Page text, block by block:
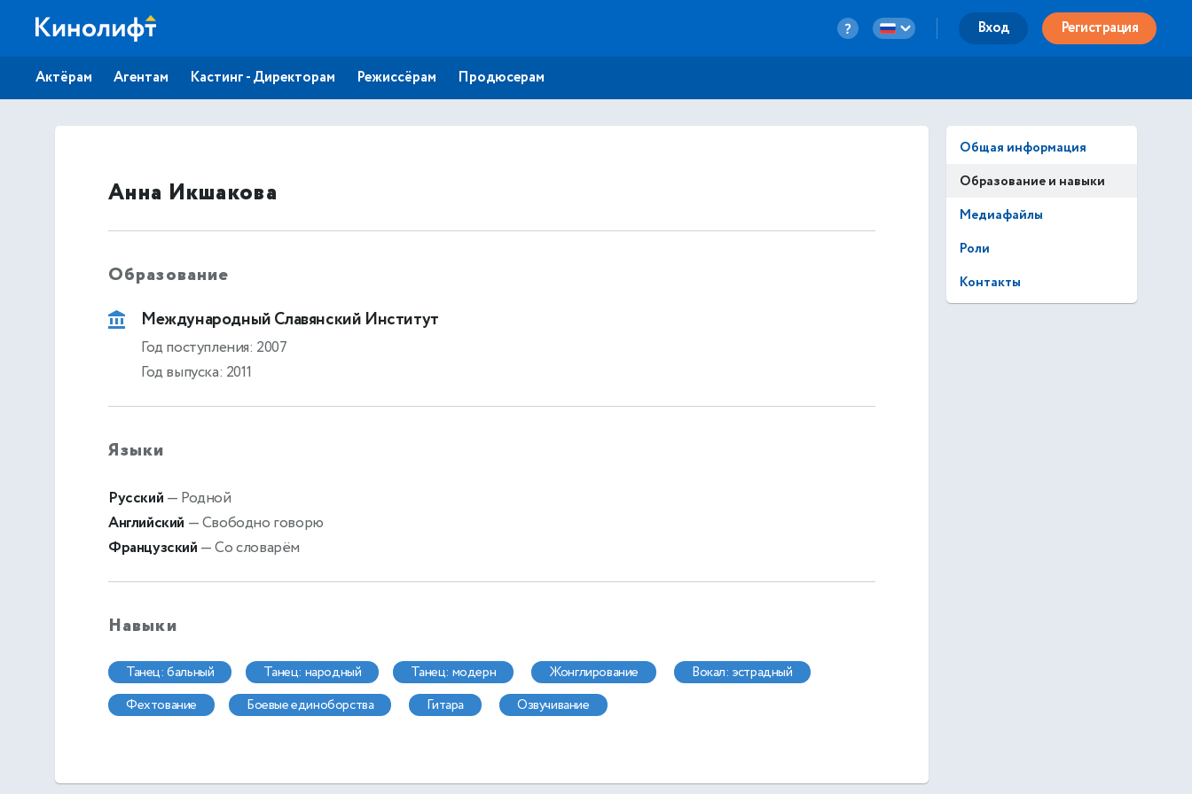
Вход Регистрация
Актёрам Агентам Кастинг - Директорам Режиссёрам Продюсерам
Анна Икшакова
Образование
Международный Славянский Институт
Год поступления: 2007
Год выпуска: 2011
Языки
Русский — Родной
Английский — Свободно говорю
Французский — Со словарём
Навыки
танец: бальный танец: народный танец: модерн жонглирование
вокал: эстрадный
фехтование
боевые единоборства гитара озвучивание
Общая информация
Образование и навыки
Медиафайлы
Роли
Контакты